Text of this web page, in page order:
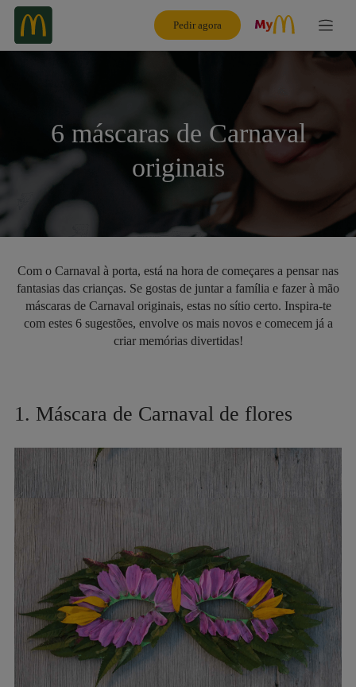
Pedir agora
6 máscaras de Carnaval
originais
Com o Carnaval à porta, está na hora de começares a pensar nas
fantasias das crianças. Se gostas de juntar a família e fazer à mão
máscaras de Carnaval originais, estas no sítio certo. Inspira-te
com estes 6 sugestões, envolve os mais novos e comecem já a
criar memórias divertidas!
1. Máscara de Carnaval de flores